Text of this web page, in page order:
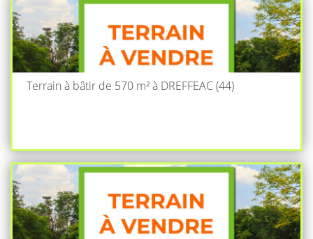
Terrain à bâtir de 570 m² à DREFFEAC (44)